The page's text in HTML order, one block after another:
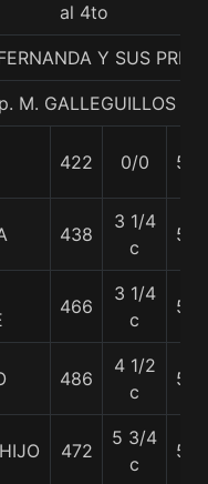
al 4to
Y SUS
M. GALLEGUILLOS C.
422 0/0 55
438
3 1/4
c
56
466
3 1/4
c
55
486
4 1/2
c
55
472
5 3/4
c
56